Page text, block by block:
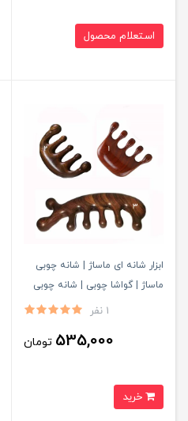
استعلام محصول
ابزار شانه ای ماساژ | شانه چوبی
ماساژ | گواشا چوبی | شانه چوبی
رفلکسولوژی و نقاط طب سوزنی
1 نفر
535,000 تومان